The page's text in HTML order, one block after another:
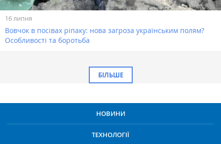
16 липня
Вовчок в посівах ріпаку: нова загроза українським полям?
Особливості та боротьба
БІЛЬШЕ
НОВИНИ
ТЕХНОЛОГІЇ